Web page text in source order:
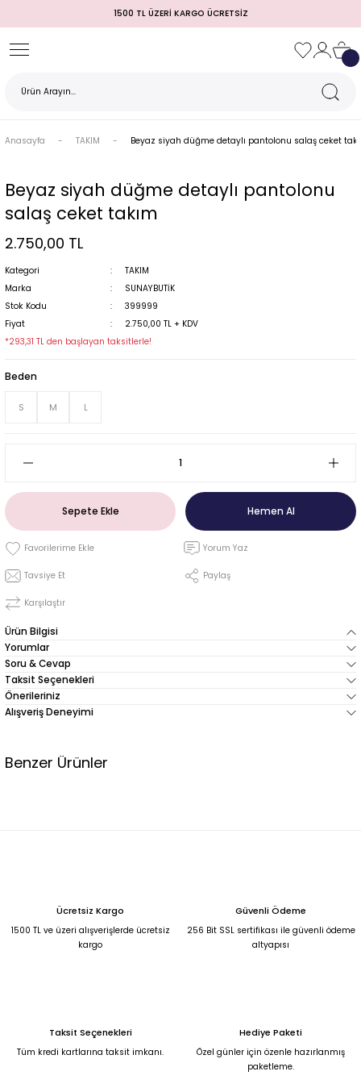
1500 TL ÜZERİ KARGO ÜCRETSİZ
Geri Dön
Geri Dön
Geri Dön
Geri Dön
Geri Dön
Geri Dön
Geri Dön
Anasayfa TAKIM Beyaz siyah düğme detaylı pantolonu salaş ceket
Beyaz siyah düğme detaylı pantolonu
salaş ceket takım
2.750,00 TL
Kategori
TAKIM
Marka
SUNAYBUTİK
Stok Kodu
399999
Fiyat
2.750,00 TL + KDV
*293,31 TL den başlayan taksitlerle!
Beden
S M L
Sepete Ekle Hemen Al
Yorum Yaz
Tavsiye Et Paylaş
Karşılaştır
Ürün Bilgisi
Yorumlar
Soru & Cevap
Taksit Seçenekleri
Önerileriniz
Alışveriş Deneyimi
Benzer Ürünler
2.690,00 TL
Bej beli lastikli pantolon ve belden kemeri olan keten gömlek takım XL
Ücretsiz Kargo
1500 TL ve üzeri alışverişlerde ücretsiz
kargo
Güvenli Ödeme
256 Bit SSL sertifikası ile güvenli ödeme
altyapısı
Taksit Seçenekleri
Tüm kredi kartlarına taksit imkanı.
Hediye Paketi
Özel günler için özenle hazırlanmış
paketleme.